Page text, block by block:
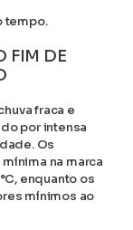
tempo.
FIM DE
fraca e
por intensa
Os
na marca
enquanto os
mínimos ao